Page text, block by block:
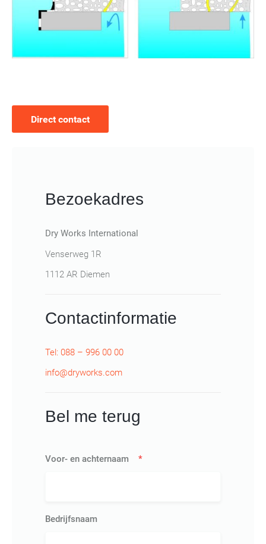
Direct contact
Bezoekadres
Dry Works International
Venserweg 1R
1112 AR Diemen
Contactinformatie
Tel: 088 – 996 00 00
info@dryworks.com
Bel me terug
Voor- en achternaam *
Bedrijfsnaam